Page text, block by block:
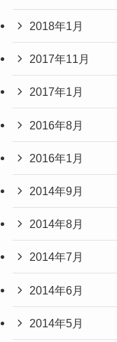
2018年1月
2017年11月
2017年1月
2016年8月
2016年1月
2014年9月
2014年8月
2014年7月
2014年6月
2014年5月